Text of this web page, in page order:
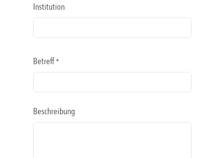
Institution
Betreff *
Beschreibung